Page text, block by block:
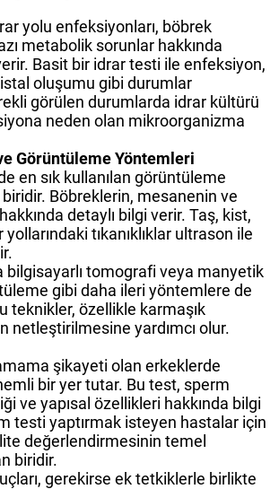
yolu enfeksiyonları, böbrek
metabolik sorunlar hakkında
Basit bir idrar testi ile enfeksiyon,
oluşumu gibi durumlar
görülen durumlarda idrar kültürü
neden olan mikroorganizma
Görüntüleme Yöntemleri
en sık kullanılan görüntüleme
Böbreklerin, mesanenin ve
detaylı bilgi verir. Taş, kist,
tıkanıklıklar ultrason ile
bilgisayarlı tomografi veya manyetik
gibi daha ileri yöntemlere de
teknikler, özellikle karmaşık
netleştirilmesine yardımcı olur.
şikayeti olan erkeklerde
bir yer tutar. Bu test, sperm
ve yapısal özellikleri hakkında bilgi
testi yaptırmak isteyen hastalar için
değerlendirmesinin temel
biridir.
gerekirse ek tetkiklerle birlikte